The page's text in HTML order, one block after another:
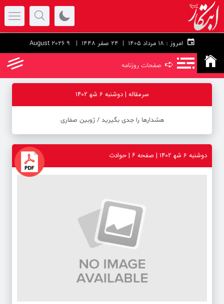
امروز : 24 صفر 1448 | 9 August 2026
➪ صفحات روزنامه
سرمقاله | دوشنبه 6 شه‍ 1402
هشدارها را جدی بگیرید ‪/‬ ژوبین صفاری
دوشنبه 6 شه‍ 1402 | صفحه ۶ | حوادث